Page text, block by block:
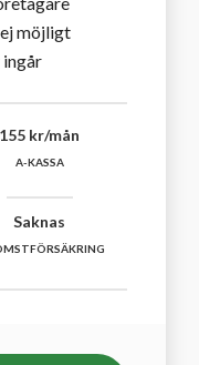
möjligt
A-KASSA
155 kr/mån
Saknas